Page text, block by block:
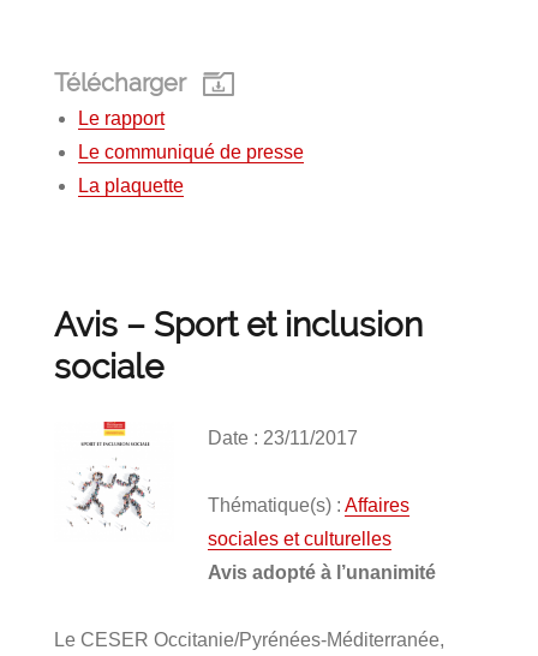
Télécharger
Le rapport
Le communiqué de presse
La plaquette
Avis – Sport et inclusion
sociale
Date : 23/11/2017
Thématique(s) : Affaires
sociales et culturelles
Avis adopté à l’unanimité
Le CESER Occitanie/Pyrénées-Méditerranée,